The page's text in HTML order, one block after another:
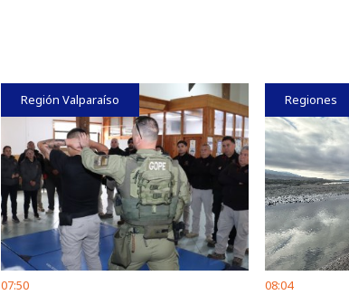
Región Valparaíso
07:50
Regiones
08:04